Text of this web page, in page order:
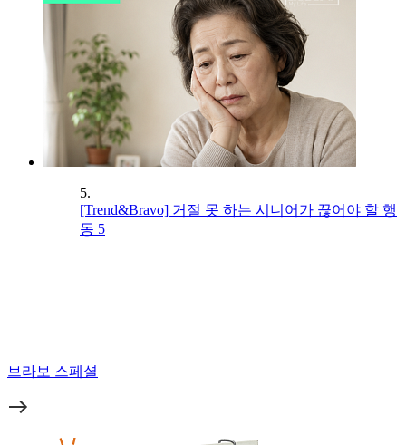
5.
[Trend&Bravo] 거절 못 하는 시니어가 끊어야 할 행
동 5
브라보 스페셜